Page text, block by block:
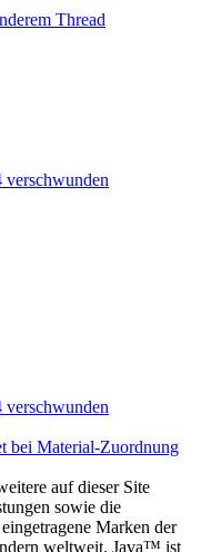
Thread
verschwunden
verschwunden
bei Material-Zuordnung
auf dieser Site
sowie die
Marken der
weltweit. Java™ ist